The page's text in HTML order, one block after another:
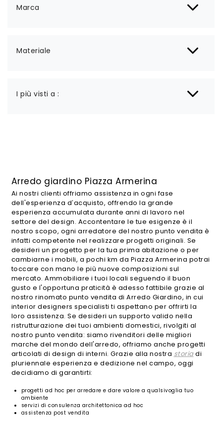
Marca
Materiale
I più visti a :
Arredo giardino Piazza Armerina
Ai nostri clienti offriamo assistenza in ogni fase
dell'esperienza d’acquisto, offrendo la grande
esperienza accumulata durante anni di lavoro nel
settore del design. Accontentare le tue esigenze è il
nostro scopo, ogni arredatore del nostro punto vendita è
infatti competente nel realizzare progetti originali. Se
desideri un progetto per la tua prima abitazione o per
cambiarne i mobili, a pochi km da Piazza Armerina potrai
toccare con mano le più nuove composizioni sul
mercato. Ammobiliare i tuoi locali seguendo il buon
gusto e l'opportuna praticità è adesso fattibile grazie al
nostro rinomato punto vendita di Arredo Giardino, in cui
interior designers specialisti ti aspettano per offrirti la
loro assistenza. Se desideri un supporto valido nella
ristrutturazione dei tuoi ambienti domestici, rivolgiti al
nostro punto vendita: siamo rivenditori delle migliori
marche del mondo dell'arredo, offriamo anche progetti
articolati di design di interni. Grazie alla nostra storiadi
pluriennale esperienza e dedizione nel campo, oggi
decidiamo di garantirti:
progetti ad hoc per arredare e dare valore a qualsivoglia tuo
ambiente
servizi di consulenza architettonica ad hoc
assistenza post vendita